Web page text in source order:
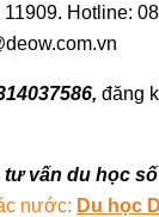
Hotline:
đăng
vấn du học
nước: Du học